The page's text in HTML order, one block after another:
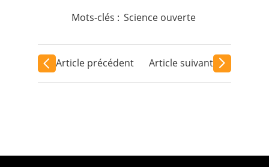
Mots-clés : Science ouverte
Article précédent Article suivant